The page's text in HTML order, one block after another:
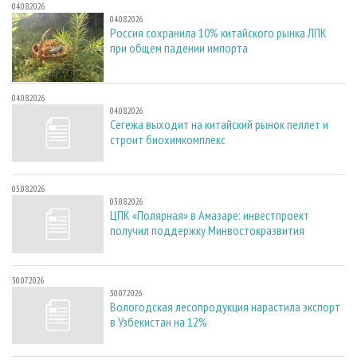
04.08.2026
04.08.2026
Россия сохранила 10% китайского рынка ЛПК
при общем падении импорта
04.08.2026
04.08.2026
Сегежа выходит на китайский рынок пеллет и
строит биохимкомплекс
03.08.2026
03.08.2026
ЦПК «Полярная» в Амазаре: инвестпроект
получил поддержку Минвостокразвития
30.07.2026
30.07.2026
Вологодская лесопродукция нарастила экспорт
в Узбекистан на 12%